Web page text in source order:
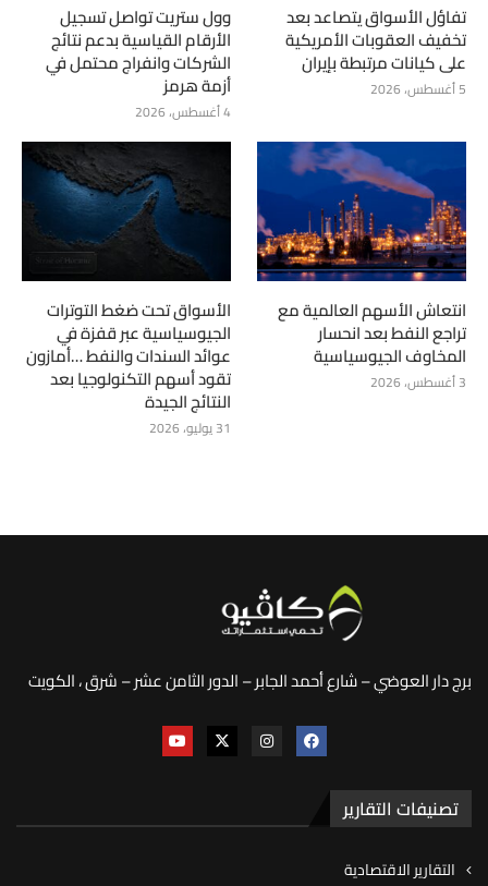
تفاؤل الأسواق يتصاعد بعد
تخفيف العقوبات الأمريكية
على كيانات مرتبطة بإيران
5 أغسطس، 2026
وول ستريت تواصل تسجيل
الأرقام القياسية بدعم نتائج
الشركات وانفراج محتمل في
أزمة هرمز
4 أغسطس، 2026
انتعاش الأسهم العالمية مع
تراجع النفط بعد انحسار
المخاوف الجيوسياسية
3 أغسطس، 2026
الأسواق تحت ضغط التوترات
الجيوسياسية عبر قفزة في
عوائد السندات والنفط …أمازون
تقود أسهم التكنولوجيا بعد
النتائج الجيدة
31 يوليو، 2026
برج دار العوضي – شارع أحمد الجابر – الدور الثامن عشر – شرق ، الكويت
تصنيفات التقارير
التقارير الاقتصادية